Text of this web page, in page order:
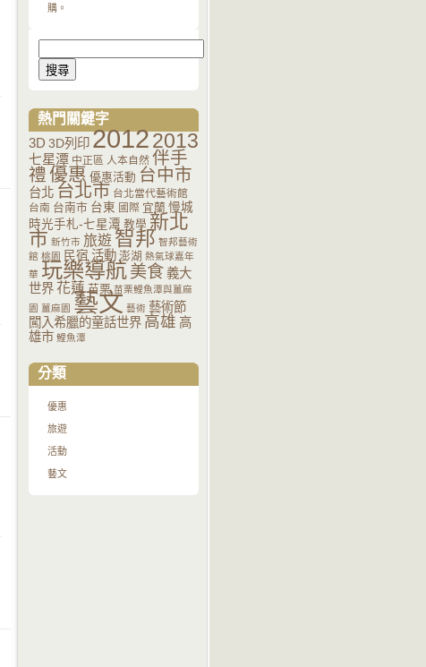
購。
尋
關
熱門關鍵字
3D 3D列印20122013
七星潭 中正區 人本自然 伴手
禮優惠 優惠活動 台中市
台北 台北市 台北當代藝術館
台南 台南市 台東 國際 宜蘭 慢城
時光手札-七星潭 教學 新北
市 新竹市 旅遊 智邦 智邦藝術
館 桃園 民宿 活動 澎湖 熱氣球嘉年
華 玩樂導航美食義大
世界花蓮 苗栗 苗栗鯉魚潭與薑麻
園 薑麻園 藝文 藝術 藝術節
闖入希臘的童話世界 高雄 高
雄市 鯉魚潭
分類
優惠
旅遊
活動
藝文